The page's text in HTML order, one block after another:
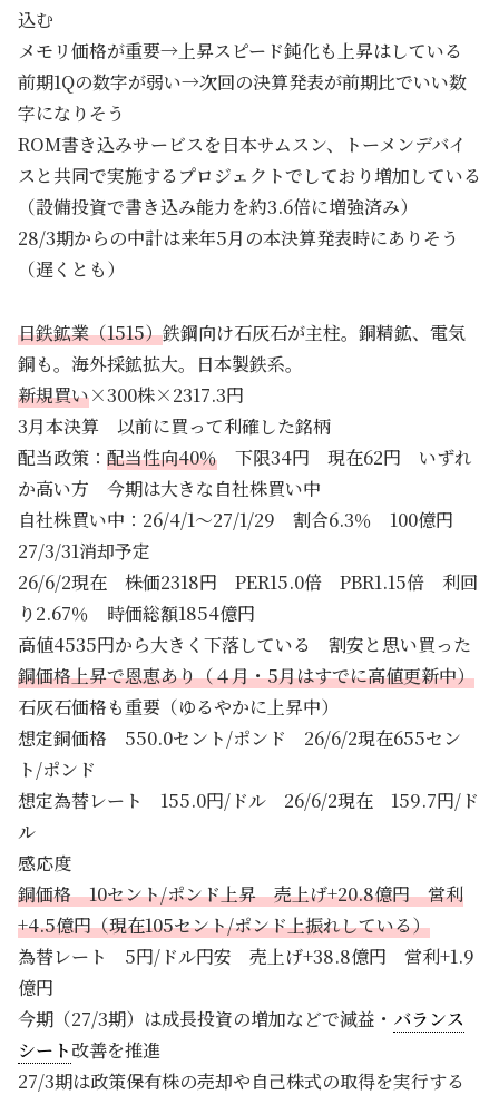
込む
メモリ価格が重要→上昇スピード鈍化も上昇はしている
前期1Qの数字が弱い→次回の決算発表が前期比でいい数
字になりそう
ROM書き込みサービスを日本サムスン、トーメンデバイ
スと共同で実施するプロジェクトでしており増加している
（設備投資で書き込み能力を約3.6倍に増強済み）
28/3期からの中計は来年5月の本決算発表時にありそう
（遅くとも）
日鉄鉱業（1515）鉄鋼向け石灰石が主柱。銅精鉱、電気
銅も。海外採鉱拡大。日本製鉄系。
新規買い×300株×2317.3円
3月本決算 以前に買って利確した銘柄
配当政策： 配当性向40％ 下限34円 現在62円 いずれ
か高い方 今期は大きな自社株買い中
自社株買い中：26/4/1～27/1/29 割合6.3％ 100億円
27/3/31消却予定
26/6/2現在 株価2318円 PER15.0倍 PBR1.15倍 利回
り2.67％ 時価総額1854億円
高値4535円から大きく下落している 割安と思い買った
銅価格上昇で恩恵あり（４月・5月はすでに高値更新中）
石灰石価格も重要（ゆるやかに上昇中）
想定銅価格 550.0セント/ポンド 26/6/2現在655セン
ト/ポンド
想定為替レート 155.0円/ドル 26/6/2現在 159.7円/ド
ル
感応度
銅価格 10セント/ポンド上昇 売上げ+20.8億円 営利
+4.5億円（現在105セント/ポンド上振れしている）
為替レート 5円/ドル円安 売上げ+38.8億円 営利+1.9
億円
今期（27/3期）は成長投資の増加などで減益・ バランス
シート改善を推進
27/3期は政策保有株の売却や自己株式の取得を実行する